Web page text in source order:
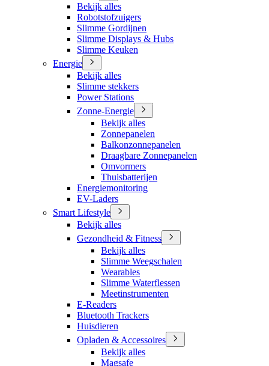
Bekijk alles
Robotstofzuigers
Slimme Gordijnen
Slimme Displays & Hubs
Slimme Keuken
Energie
Bekijk alles
Slimme stekkers
Power Stations
Zonne-Energie
Bekijk alles
Zonnepanelen
Balkonzonnepanelen
Draagbare Zonnepanelen
Omvormers
Thuisbatterijen
Energiemonitoring
EV-Laders
Smart Lifestyle
Bekijk alles
Gezondheid & Fitness
Bekijk alles
Slimme Weegschalen
Wearables
Slimme Waterflessen
Meetinstrumenten
E-Readers
Bluetooth Trackers
Huisdieren
Opladen & Accessoires
Bekijk alles
Magsafe